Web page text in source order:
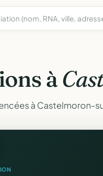
à
à Castelmoron-